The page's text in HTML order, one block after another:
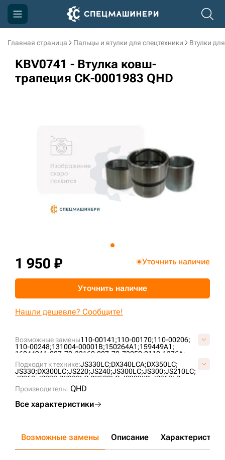
Главная страница Пальцы и втулки для спецтехники Втулки
KBV0741 - Втулка ковш-
трапеция СК-0001983 QHD
Возможные замены110-00141;110-00170;110-00206;
110-00248;131004-00001B;150264A1;159449A1;
160449A1;207-70-33160;207-70-73250;2110-1376A;
31YC-11390;
JBV0567;JRV0596 (бронзовая);JSV0349;
KBV0741;KRV1132;
Подходит к технике:JS330LC;DX340LCA;DX350LC;
JS330;DX300LC;JS220;JS240;JS300LC;JS300;JS210LC;
JS260; JS290;DX380LC;DX520LC; JS330XD; JS360LR;
JS360;
SOLAR340LC-7;
DX320LC-7M;
Производитель: QHD
Все характеристики
1 950 ₽ Уточнить наличие
Уточнить наличие
Нашли дешевле? Сообщите!
Возможные замены Описание Характеристики
Компания
Акции
3D тур по производству
3D тур по складам
sksale@skdst.ru